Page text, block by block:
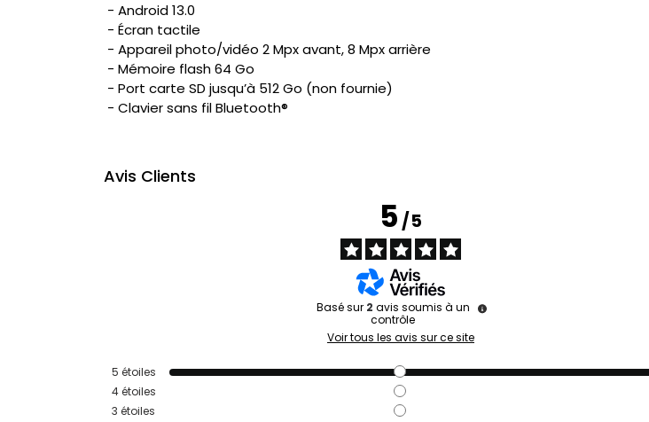
- Android 13.0
- Écran tactile
- Appareil photo/vidéo 2 Mpx avant, 8 Mpx arrière
- Mémoire flash 64 Go
- Port carte SD jusqu’à 512 Go (non fournie)
- Clavier sans fil Bluetooth®
Avis Clients
5/5
Basé sur 2 avis soumis à un
contrôle
Voir tous les avis sur ce site
5 étoiles
4étoiles
3 étoiles